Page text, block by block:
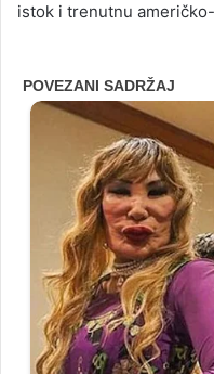
istok i trenutnu